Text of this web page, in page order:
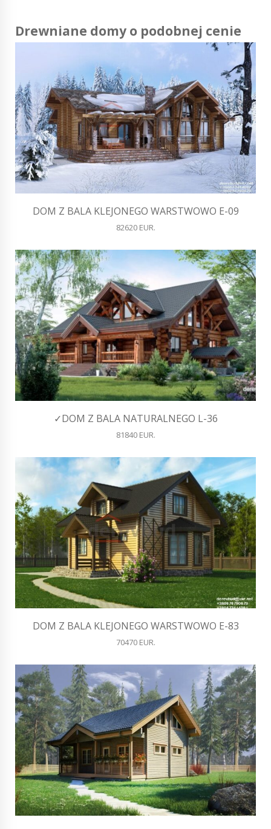
Drewniane domy o podobnej cenie
DOM Z BALA KLEJONEGO WARSTWOWO E-09
82620 EUR.
✓DOM Z BALA NATURALNEGO L-36
81840 EUR.
DOM Z BALA KLEJONEGO WARSTWOWO E-83
70470 EUR.